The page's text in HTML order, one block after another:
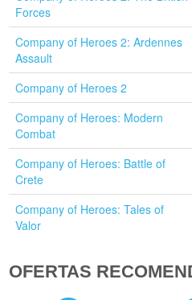
Forces
Company of Heroes 2: Ardennes
Assault
Company of Heroes 2
Company of Heroes: Modern
Combat
Company of Heroes: Battle of
Crete
Company of Heroes: Tales of
Valor
OFERTAS